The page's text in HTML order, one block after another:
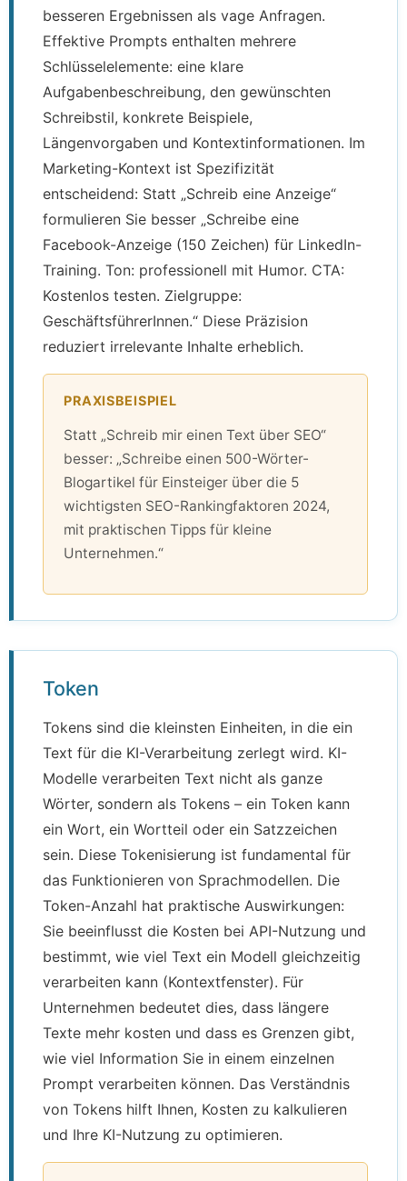
besseren Ergebnissen als vage Anfragen.
Effektive Prompts enthalten mehrere
Schlüsselelemente: eine klare
Aufgabenbeschreibung, den gewünschten
Schreibstil, konkrete Beispiele,
Längenvorgaben und Kontextinformationen. Im
Marketing-Kontext ist Spezifizität
entscheidend: Statt „Schreib eine Anzeige“
formulieren Sie besser „Schreibe eine
Facebook-Anzeige (150 Zeichen) für LinkedIn-
Training. Ton: professionell mit Humor. CTA:
Kostenlos testen. Zielgruppe:
GeschäftsführerInnen.“ Diese Präzision
reduziert irrelevante Inhalte erheblich.
PRAXISBEISPIEL
Statt „Schreib mir einen Text über SEO“
besser: „Schreibe einen 500-Wörter-
Blogartikel für Einsteiger über die 5
wichtigsten SEO-Rankingfaktoren 2024,
mit praktischen Tipps für kleine
Unternehmen.“
Token
Tokens sind die kleinsten Einheiten, in die ein
Text für die KI-Verarbeitung zerlegt wird. KI-
Modelle verarbeiten Text nicht als ganze
Wörter, sondern als Tokens – ein Token kann
ein Wort, ein Wortteil oder ein Satzzeichen
sein. Diese Tokenisierung ist fundamental für
das Funktionieren von Sprachmodellen. Die
Token-Anzahl hat praktische Auswirkungen:
Sie beeinflusst die Kosten bei API-Nutzung und
bestimmt, wie viel Text ein Modell gleichzeitig
verarbeiten kann (Kontextfenster). Für
Unternehmen bedeutet dies, dass längere
Texte mehr kosten und dass es Grenzen gibt,
wie viel Information Sie in einem einzelnen
Prompt verarbeiten können. Das Verständnis
von Tokens hilft Ihnen, Kosten zu kalkulieren
und Ihre KI-Nutzung zu optimieren.